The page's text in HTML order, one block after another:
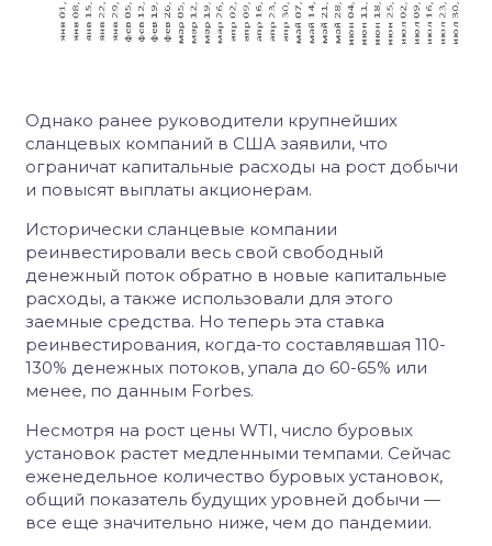
Однако ранее руководители крупнейших
сланцевых компаний в США заявили, что
ограничат капитальные расходы на рост добычи
и повысят выплаты акционерам.
Исторически сланцевые компании
реинвестировали весь свой свободный
денежный поток обратно в новые капитальные
расходы, а также использовали для этого
заемные средства. Но теперь эта ставка
реинвестирования, когда-то составлявшая 110-
130% денежных потоков, упала до 60-65% или
менее, по данным Forbes.
Несмотря на рост цены WTI, число буровых
установок растет медленными темпами. Сейчас
еженедельное количество буровых установок,
общий показатель будущих уровней добычи —
все еще значительно ниже, чем до пандемии.